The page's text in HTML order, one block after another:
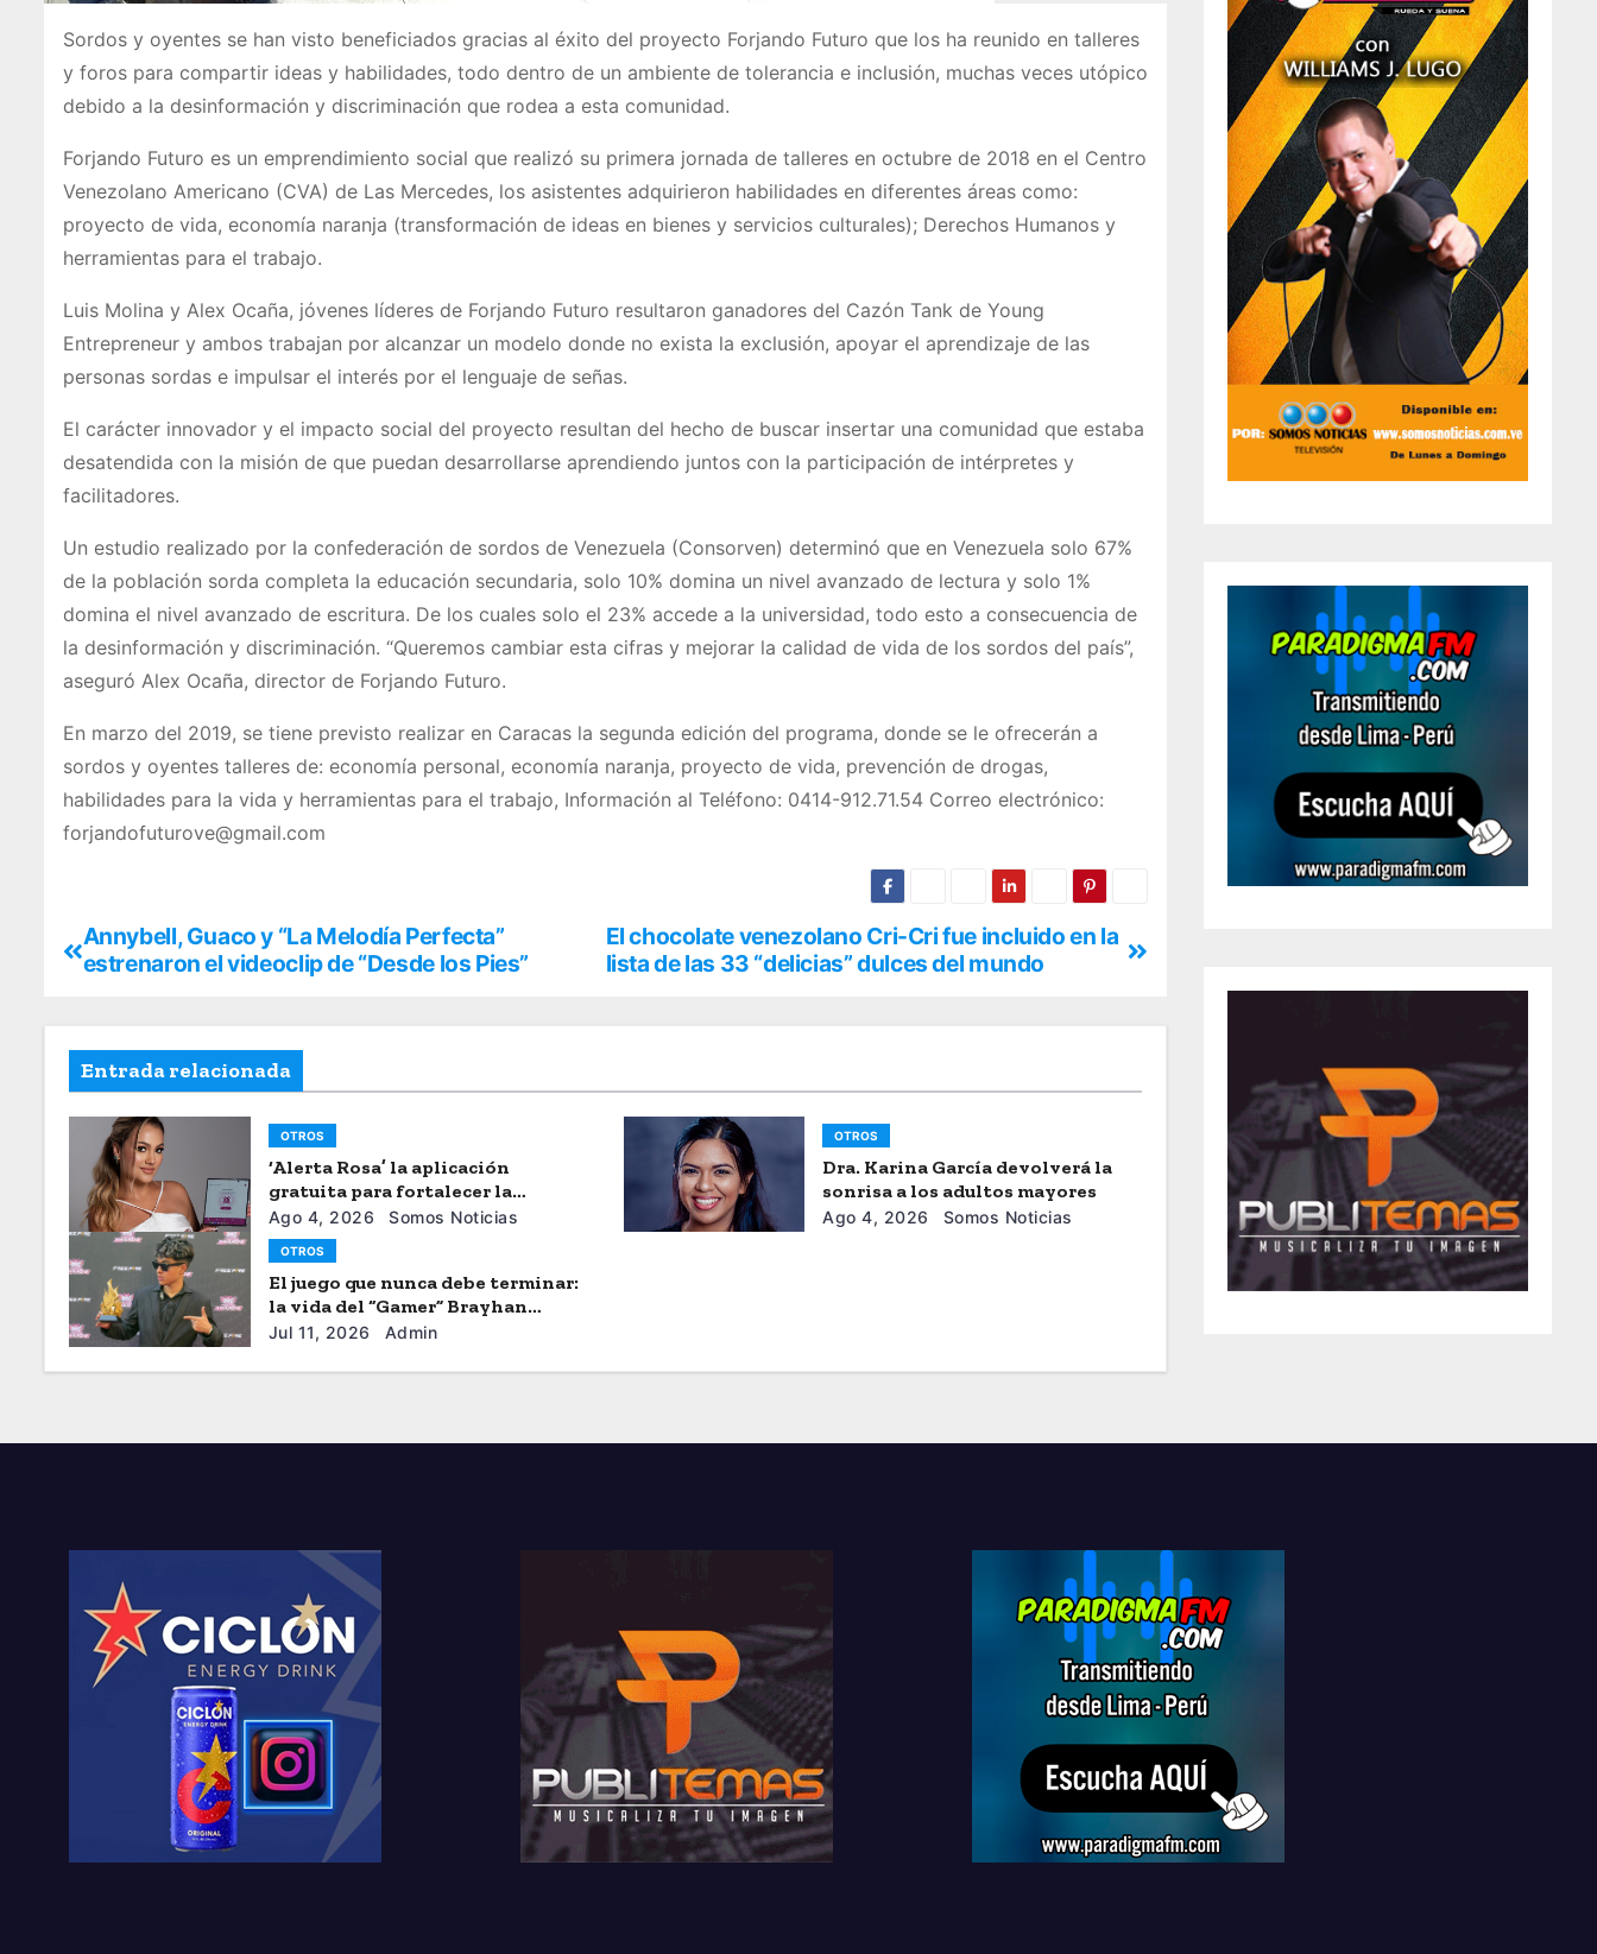
Sordos y oyentes se han visto beneficiados gracias al éxito del proyecto Forjando Futuro que los ha reunido en talleres
y foros para compartir ideas y habilidades, todo dentro de un ambiente de tolerancia e inclusión, muchas veces utópico
debido a la desinformación y discriminación que rodea a esta comunidad.
Forjando Futuro es un emprendimiento social que realizó su primera jornada de talleres en octubre de 2018 en el Centro
Venezolano Americano (CVA) de Las Mercedes, los asistentes adquirieron habilidades en diferentes áreas como:
proyecto de vida, economía naranja (transformación de ideas en bienes y servicios culturales); Derechos Humanos y
herramientas para el trabajo.
Luis Molina y Alex Ocaña, jóvenes líderes de Forjando Futuro resultaron ganadores del Cazón Tank de Young
Entrepreneur y ambos trabajan por alcanzar un modelo donde no exista la exclusión, apoyar el aprendizaje de las
personas sordas e impulsar el interés por el lenguaje de señas.
El carácter innovador y el impacto social del proyecto resultan del hecho de buscar insertar una comunidad que estaba
desatendida con la misión de que puedan desarrollarse aprendiendo juntos con la participación de intérpretes y
facilitadores.
Un estudio realizado por la confederación de sordos de Venezuela (Consorven) determinó que en Venezuela solo 67%
de la población sorda completa la educación secundaria, solo 10% domina un nivel avanzado de lectura y solo 1%
domina el nivel avanzado de escritura. De los cuales solo el 23% accede a la universidad, todo esto a consecuencia de
la desinformación y discriminación. “Queremos cambiar esta cifras y mejorar la calidad de vida de los sordos del país”,
aseguró Alex Ocaña, director de Forjando Futuro.
En marzo del 2019, se tiene previsto realizar en Caracas la segunda edición del programa, donde se le ofrecerán a
sordos y oyentes talleres de: economía personal, economía naranja, proyecto de vida, prevención de drogas,
habilidades para la vida y herramientas para el trabajo, Información al Teléfono: 0414-912.71.54 Correo electrónico:
forjandofuturove@gmail.com
El chocolate venezolano Cri-Cri fue incluido en la
lista de las 33 “delicias” dulces del mundo
Annybell, Guaco y “La Melodía Perfecta”
estrenaron el videoclip de “Desde los Pies”
Entrada relacionada
OTROS
‘Alerta Rosa’ la aplicación
gratuita para fortalecer la
seguiridad de las mujeres
Ago 4, 2026 Somos Noticias
OTROS
Dra. Karina García devolverá la
sonrisa a los adultos mayores
Ago 4, 2026 Somos Noticias
OTROS
El juego que nunca debe terminar:
la vida del “Gamer” Brayhan
Crazzy
Jul 11, 2026 Admin